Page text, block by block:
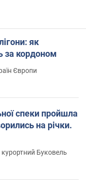
як
за кордоном
Європи
спеки пройшла
на річки.
Буковель